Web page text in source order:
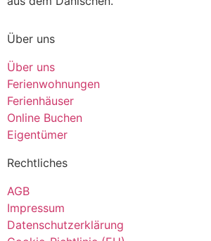
Über uns
Über uns
Ferienwohnungen
Ferienhäuser
Online Buchen
Eigentümer
Rechtliches
AGB
Impressum
Datenschutzerklärung